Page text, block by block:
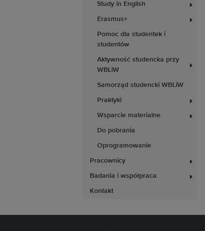
Study in English
Erasmus+
Pomoc dla studentek i
studentów
Aktywność studencka przy
WBLiW
Samorząd studencki WBLiW
Praktyki
Wsparcie materialne
Do pobrania
Oprogramowanie
Pracownicy
Badania i współpraca
Kontakt